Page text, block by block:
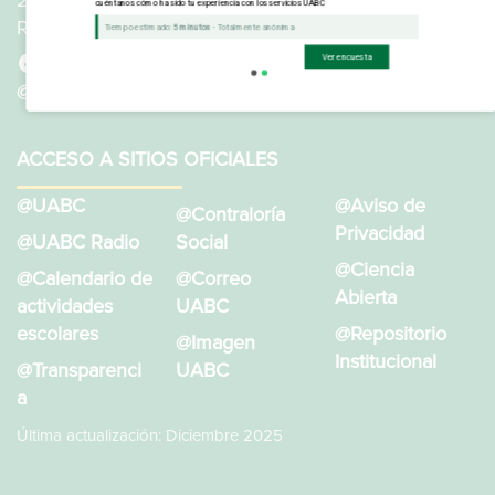
Rectoría, Primer Piso.
@SistemaBibliotecarioUABC
@BibliotecasUABC
ACCESO A SITIOS OFICIALES
@UABC
@UABC Radio
@Calendario de
actividades
escolares
@Transparenci
a
@Contraloría
Social
@Correo
UABC
@Imagen
UABC
@Aviso de
Privacidad
@Ciencia
Abierta
@Repositorio
Institucional
Última actualización: Diciembre 2025
cuéntanos cómo ha sido tu experiencia con los servicios UABC
Tiempo estimado:5 minutos - Totalmente anónima
Ver encuesta